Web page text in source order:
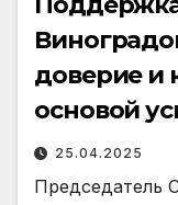
доверие и
основой
25.04.2025
Председатель